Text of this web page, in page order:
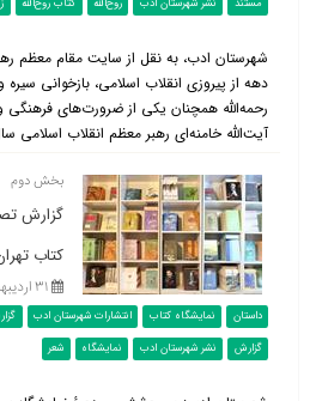
مستند
نشر شهرستان ادب روح‌الله کتاب روح‌الله
شهرستان ادب، به نقل از سایت مقام معظم
دهه از پیروزی انقلاب اسلامی، بازخوانی
رحمه‌الله همچنان یکی از ضرورت‌های
آیت‌الله خامنه‌ای رهبر معظم انقلاب اسلامی
بخش دوم
کتاب
۳۱ اردیبهشت ۱۴۰۴ |
داستان نمایشگاه کتاب انتشارات شهرستان ادب
گزارش
نشر شهرستان ادب نمایشگاه شعر